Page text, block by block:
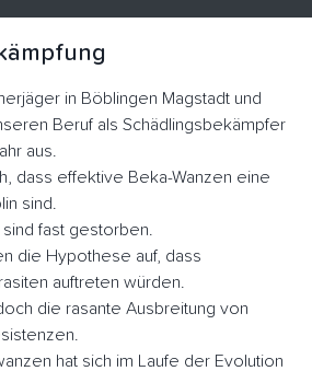
in Böblingen Magstadt und
Beruf als Schädlingsbekämpfer
aus.
dass effektive Beka-Wanzen eine
sind.
fast gestorben.
die Hypothese auf, dass
auftreten würden.
die rasante Ausbreitung von
hat sich im Laufe der Evolution